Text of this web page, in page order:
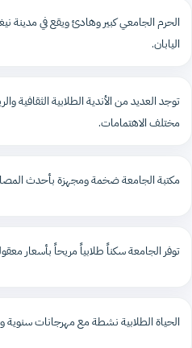
الحرم الجامعي كبير وهادئ ويقع في مدينة
اليابان.
توجد العديد من الأندية الطلابية الثقافية
مختلف الاهتمامات.
مكتبة الجامعة ضخمة ومجهزة بأحدث
توفر الجامعة سكناً طلابياً مريحاً بأسعار
الحياة الطلابية نشطة مع مهرجانات سنوية